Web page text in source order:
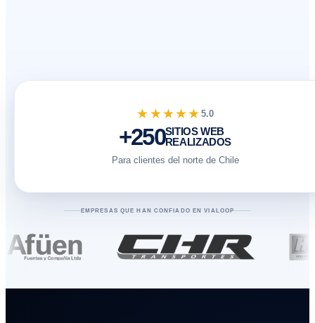
★★★★★ 5.0
+250SITIOS WEB
REALIZADOS
Para clientes del norte de Chile
EMPRESAS QUE HAN CONFIADO EN VIALOOP